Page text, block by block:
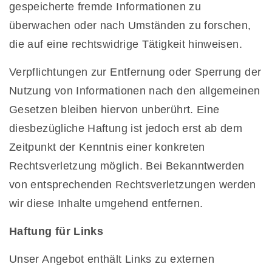
gespeicherte fremde Informationen zu
überwachen oder nach Umständen zu forschen,
die auf eine rechtswidrige Tätigkeit hinweisen.
Verpflichtungen zur Entfernung oder Sperrung der
Nutzung von Informationen nach den allgemeinen
Gesetzen bleiben hiervon unberührt. Eine
diesbezügliche Haftung ist jedoch erst ab dem
Zeitpunkt der Kenntnis einer konkreten
Rechtsverletzung möglich. Bei Bekanntwerden
von entsprechenden Rechtsverletzungen werden
wir diese Inhalte umgehend entfernen.
Haftung für Links
Unser Angebot enthält Links zu externen